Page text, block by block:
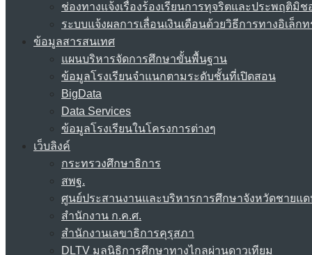
ช่องทางแจ้งเรื่องร้องเรียนการทุจริตและประพฤติมิช
ระบบแจ้งผลการเลื่อนเงินเดือนด้วยวิธีการทางอิเล็ก
ข้อมูลสารสนเทศ
แผนบริหารจัดการศึกษาขั้นพื้นฐาน
ข้อมูลโรงเรียนจำแนกตามระดับชั้นที่เปิดสอน
BigData
Data Services
ข้อมูลโรงเรียนในโครงการต่างๆ
เว็บลิงค์
กระทรวงศึกษาธิการ
สพฐ.
ศูนย์ประสานงานและบริหารการศึกษาจังหวัดชายแ
สำนักงาน ก.ค.ศ.
สำนักงานเลขาธิการคุรุสภา
DLTV มูลนิธิการศึกษาทางไกลผ่านดาวเทียม